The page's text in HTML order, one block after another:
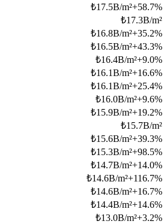
₺17.5B/m²+58.7%
₺17.3B/m²
₺16.8B/m²+35.2%
₺16.5B/m²+43.3%
₺16.4B/m²+9.0%
₺16.1B/m²+16.6%
₺16.1B/m²+25.4%
₺16.0B/m²+9.6%
₺15.9B/m²+19.2%
₺15.7B/m²
₺15.6B/m²+39.3%
₺15.3B/m²+98.5%
₺14.7B/m²+14.0%
₺14.6B/m²+116.7%
₺14.6B/m²+16.7%
₺14.4B/m²+14.6%
₺13.0B/m²+3.2%